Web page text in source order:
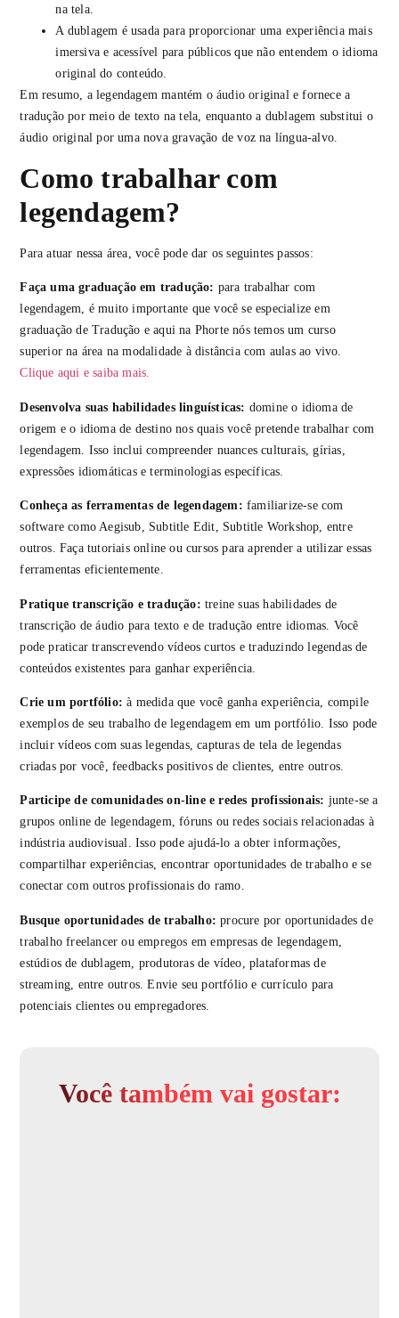
na tela.
A dublagem é usada para proporcionar uma experiência mais
imersiva e acessível para públicos que não entendem o idioma
original do conteúdo.
Em resumo, a legendagem mantém o áudio original e fornece a
tradução por meio de texto na tela, enquanto a dublagem substitui o
áudio original por uma nova gravação de voz na língua-alvo.
Como trabalhar com
legendagem?
Para atuar nessa área, você pode dar os seguintes passos:
Faça uma graduação em tradução: para trabalhar com
legendagem, é muito importante que você se especialize em
graduação de Tradução e aqui na Phorte nós temos um curso
superior na área na modalidade à distância com aulas ao vivo.
Clique aqui e saiba mais.
Desenvolva suas habilidades linguísticas: domine o idioma de
origem e o idioma de destino nos quais você pretende trabalhar com
legendagem. Isso inclui compreender nuances culturais, gírias,
expressões idiomáticas e terminologias específicas.
Conheça as ferramentas de legendagem: familiarize-se com
software como Aegisub, Subtitle Edit, Subtitle Workshop, entre
outros. Faça tutoriais online ou cursos para aprender a utilizar essas
ferramentas eficientemente.
Pratique transcrição e tradução: treine suas habilidades de
transcrição de áudio para texto e de tradução entre idiomas. Você
pode praticar transcrevendo vídeos curtos e traduzindo legendas de
conteúdos existentes para ganhar experiência.
Crie um portfólio: à medida que você ganha experiência, compile
exemplos de seu trabalho de legendagem em um portfólio. Isso pode
incluir vídeos com suas legendas, capturas de tela de legendas
criadas por você, feedbacks positivos de clientes, entre outros.
Participe de comunidades on-line e redes profissionais: junte-se a
grupos online de legendagem, fóruns ou redes sociais relacionadas à
indústria audiovisual. Isso pode ajudá-lo a obter informações,
compartilhar experiências, encontrar oportunidades de trabalho e se
conectar com outros profissionais do ramo.
Busque oportunidades de trabalho: procure por oportunidades de
trabalho freelancer ou empregos em empresas de legendagem,
estúdios de dublagem, produtoras de vídeo, plataformas de
streaming, entre outros. Envie seu portfólio e currículo para
potenciais clientes ou empregadores.
Você também vai gostar: